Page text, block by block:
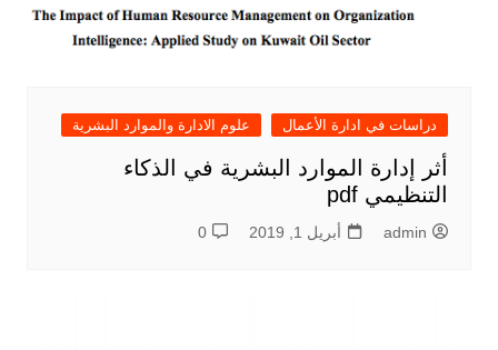
دراسات في ادارة الأعمال علوم الادارة والموارد البشرية
أثر إدارة الموارد البشرية في الذكاء
التنظيمي pdf
admin أبريل 1, 2019 0